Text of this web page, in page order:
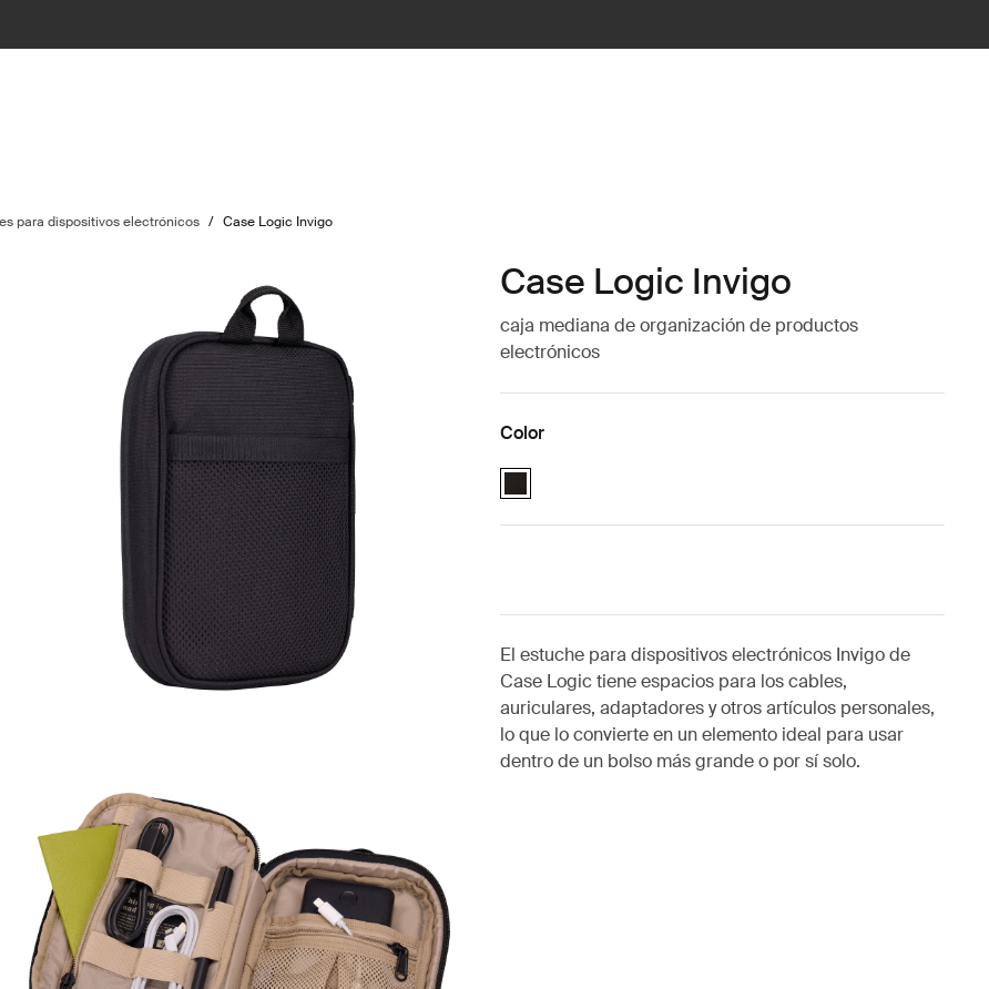
para dispositivos electrónicos / Case Logic Invigo
Case Logic Invigo
caja mediana de organización de productos
electrónicos
Color
Case Logic Invigo electronic case medium Negro (selected)
El estuche para dispositivos electrónicos Invigo de
Case Logic tiene espacios para los cables,
auriculares, adaptadores y otros artículos personales,
lo que lo convierte en un elemento ideal para usar
dentro de un bolso más grande o por sí solo.